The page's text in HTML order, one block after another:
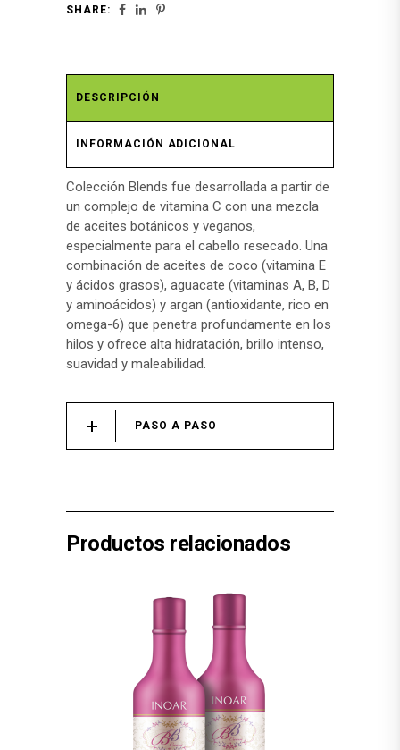
SHARE:
DESCRIPCIÓN
INFORMACIÓN ADICIONAL
Colección Blends fue desarrollada a partir de
un complejo de vitamina C con una mezcla
de aceites botánicos y veganos,
especialmente para el cabello resecado. Una
combinación de aceites de coco (vitamina E
y ácidos grasos), aguacate (vitaminas A, B, D
y aminoácidos) y argan (antioxidante, rico en
omega-6) que penetra profundamente en los
hilos y ofrece alta hidratación, brillo intenso,
suavidad y maleabilidad.
PASO A PASO
Productos relacionados